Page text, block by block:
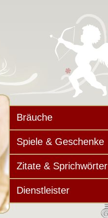
Bräuche
Spiele & Geschenke
Zitate & Sprichwörter
Dienstleister